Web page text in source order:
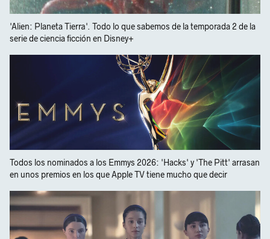
'Alien: Planeta Tierra'. Todo lo que sabemos de la temporada 2 de la
serie de ciencia ficción en Disney+
Todos los nominados a los Emmys 2026: 'Hacks' y 'The Pitt' arrasan
en unos premios en los que Apple TV tiene mucho que decir